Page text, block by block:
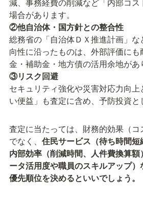
減、事務経費の削減など「内部コス
総務省の「自治体ＤＸ推進計画」
向性に沿ったものは、外部評価に
セキュリティ強化や災害対応力向上
い便益」も査定に含め、予防投資と
査定に当たっては、財務的効果（コ
でなく、 住民サービス（待ち時間短
内部効率（削減時間、人件費換算
ータ活用度や職員のスキルアップ
優先順位を決めるといいでしょう。